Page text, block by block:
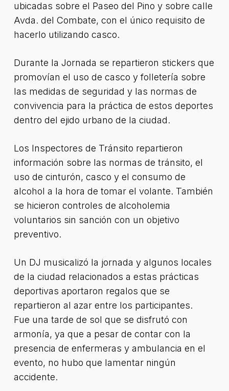
ubicadas sobre el Paseo del Pino y sobre calle
Avda. del Combate, con el único requisito de
hacerlo utilizando casco.
Durante la Jornada se repartieron stickers que
promovían el uso de casco y folletería sobre
las medidas de seguridad y las normas de
convivencia para la práctica de estos deportes
dentro del ejido urbano de la ciudad.
Los Inspectores de Tránsito repartieron
información sobre las normas de tránsito, el
uso de cinturón, casco y el consumo de
alcohol a la hora de tomar el volante. También
se hicieron controles de alcoholemia
voluntarios sin sanción con un objetivo
preventivo.
Un DJ musicalizó la jornada y algunos locales
de la ciudad relacionados a estas prácticas
deportivas aportaron regalos que se
repartieron al azar entre los participantes.
Fue una tarde de sol que se disfrutó con
armonía, ya que a pesar de contar con la
presencia de enfermeras y ambulancia en el
evento, no hubo que lamentar ningún
accidente.